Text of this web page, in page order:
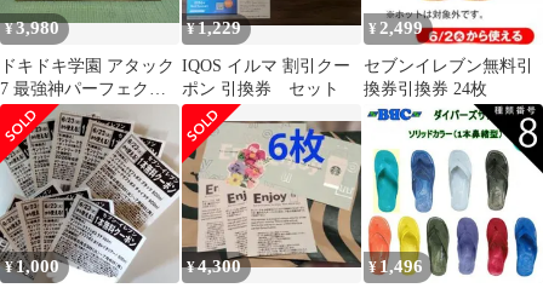
¥3,980
ドキドキ学園 アタック
7 最強神パーフェクト4
シールセット ㉓
¥1,229
IQOS イルマ 割引クー
ポン 引換券 セット
¥ 2,499
セブンイレブン無料引
換券引換券 24枚
¥1,000 ¥4,300 ¥1,496